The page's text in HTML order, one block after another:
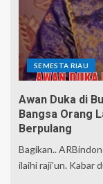
SEMESTA RIAU
Awan Duka di
Bangsa Orang
Berpulang
Bagikan..
ilaihi raji’un. Kabar